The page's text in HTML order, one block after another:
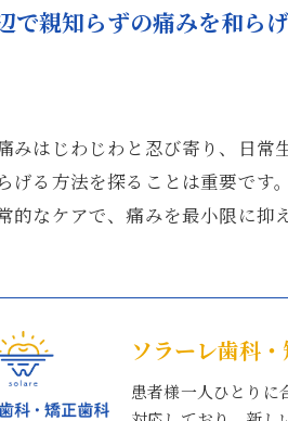
で親知らずの痛みを和ら
みはじわじわと忍び寄り、日
げる方法を探ることは重要です
的なケアで、痛みを最小限に
ソラーレ歯科
患者様一人ひとりに